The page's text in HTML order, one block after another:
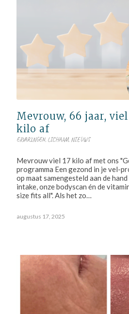
Mevrouw, 66 jaar,
kilo af
ERVARINGEN, LICHAAM, NIEUWS
Mevrouw viel 17 kilo af met ons
programma Een gezond in je vel-
op maat samengesteld aan de
intake, onze bodyscan én de
size fits all". Als het zo…
augustus 17, 2025